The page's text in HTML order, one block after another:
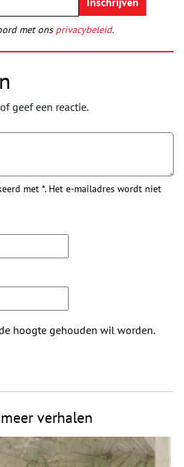
met ons privacybeleid.
geef een reactie.
met *. Het e-mailadres wordt niet
hoogte gehouden wil worden.
verhalen